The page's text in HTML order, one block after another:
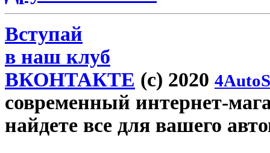
Вступай
в наш клуб
ВКОНТАКТЕ (c) 2020
современный интернет-
найдете все для вашего